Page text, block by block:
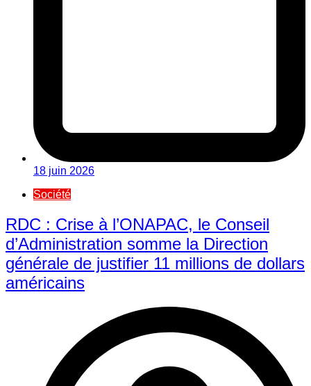
18 juin 2026
Société
RDC : Crise à l’ONAPAC, le Conseil
d’Administration somme la Direction
générale de justifier 11 millions de dollars
américains